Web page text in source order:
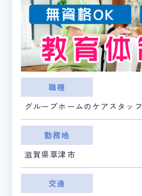
職種
グループホームのケアスタッフ
勤務地
滋賀県草津市
交通